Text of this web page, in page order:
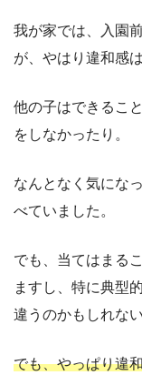
我が家では、入園
が、やはり違和感
他の子はできるこ
をしなかったり。
なんとなく気にな
べていました。
でも、当てはまる
ますし、特に典型
違うのかもしれな
でも、やっぱり違